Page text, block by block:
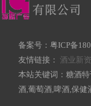
备案号： 粤ICP备
友情链接： 酒业新
本站关键词：糖酒
酒,葡萄酒,啤酒,保健